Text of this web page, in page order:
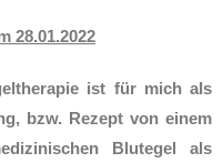
28.01.2022
ist für mich als
bzw. Rezept von einem
Blutegel als